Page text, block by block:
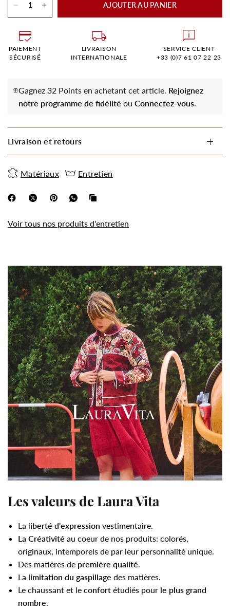
AJOUTER AU PANIER
PAIEMENT
SÉCURISÉ
LIVRAISON
INTERNATIONALE
SERVICE CLIENT
+33 (0)7 61 07 22 23
Gagnez 32 Points en achetant cet article. Rejoignez
notre programme de fidélité ouConnectez-vous.
Livraison et retours
Matériaux Entretien
Voir tous nos produits d'entretien
Les valeurs de Laura Vita
La liberté d'expression vestimentaire.
La Créativité au coeur de nos produits: colorés,
originaux, intemporels de par leur personnalité unique.
Des matières de première qualité.
La limitation du gaspillage des matières.
Le chaussant et le confort étudiés pour le plus grand
nombre.